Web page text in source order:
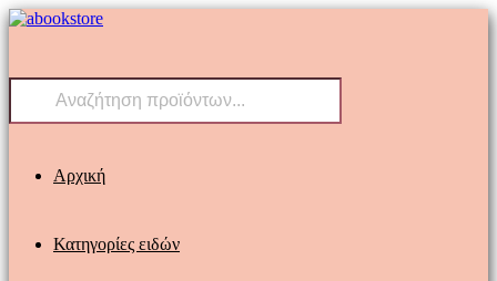
Skip
Products
Αρχική
Κατηγορίες ειδών